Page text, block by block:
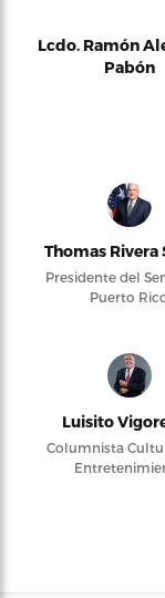
Lcdo. Ramón
Pabón
Thomas Rivera
Presidente del
Puerto
Luisito
Columnista